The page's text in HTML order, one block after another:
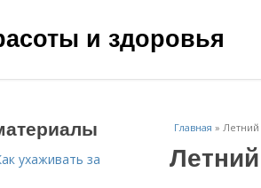
и здоровья
Главная »
ухаживать за